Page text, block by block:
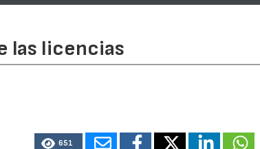
las licencias
651